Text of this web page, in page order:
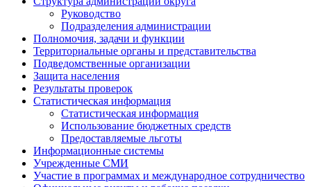
Руководство
Подразделения администрации
Полномочия, задачи и функции
Территориальные органы и представительства
Подведомственные организации
Защита населения
Результаты проверок
Статистическая информация
Статистическая информация
Использование бюджетных средств
Предоставляемые льготы
Информационные системы
Учрежденные СМИ
Участие в программах и международное сотрудничество